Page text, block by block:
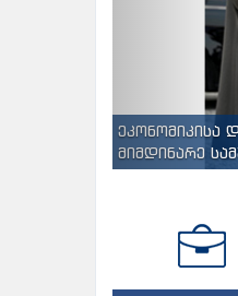
ეკონომიკისა
მიმდინარე